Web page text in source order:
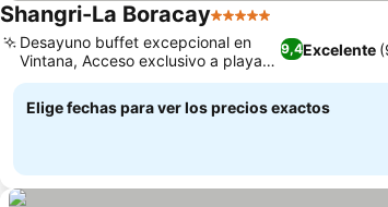
Shangri-La Boracay5 Estrellas
9,4Excelente
Desayuno buffet excepcional en
Vintana, Acceso exclusivo a playa
privada
Elige fechas para ver los precios exactos